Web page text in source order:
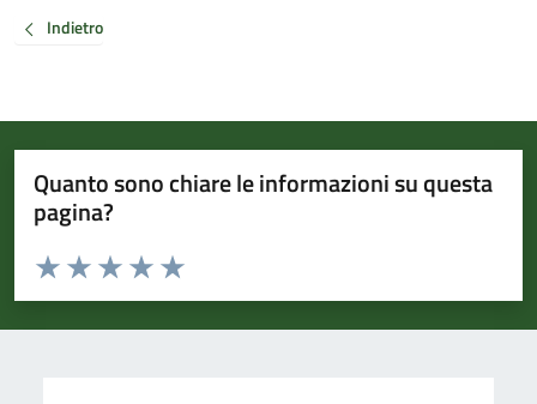
Indietro
Quanto sono chiare le informazioni su questa
pagina?
Valuta da 1 a 5 stelle la pagina
Valuta 5 stelle su 5
Valuta 4 stelle su 5
Valuta 3 stelle su 5
Valuta 2 stelle su 5
Valuta 1 stelle su 5